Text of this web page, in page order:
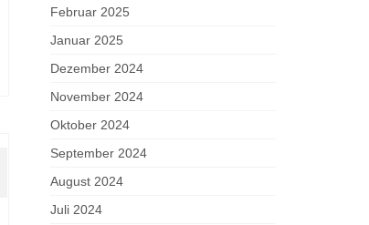
Februar 2025
Januar 2025
Dezember 2024
November 2024
Oktober 2024
September 2024
August 2024
Juli 2024